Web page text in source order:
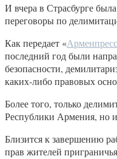
И вчера в Страсбурге
переговоры по
Как передает «Арменпресс
последний год были
безопасности,
каких-либо правовых
Более того, только
Республики Армения, но
Близится к завершению
прав жителей